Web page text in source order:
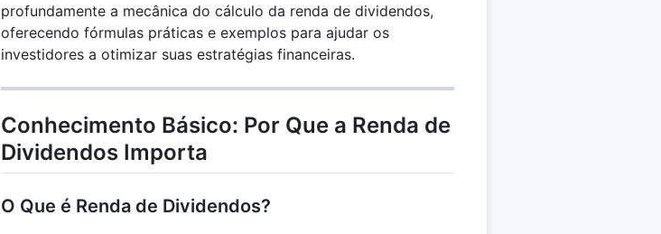
profundamente a mecânica do cálculo da renda de dividendos,
oferecendo fórmulas práticas e exemplos para ajudar os
investidores a otimizar suas estratégias financeiras.
Conhecimento Básico: Por Que a Renda de
Dividendos Importa
O Que é Renda de Dividendos?